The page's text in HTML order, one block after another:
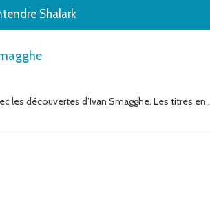
Shalark
les découvertes d’Ivan Smagghe. Les titres en..